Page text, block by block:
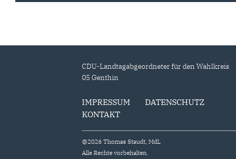
CDU-Landtagabgeordneter für den Wahlkreis
05 Genthin
IMPRESSUM
DATENSCHUTZ
KONTAKT
@2026 Thomas Staudt, MdL
Alle Rechte vorbehalten.